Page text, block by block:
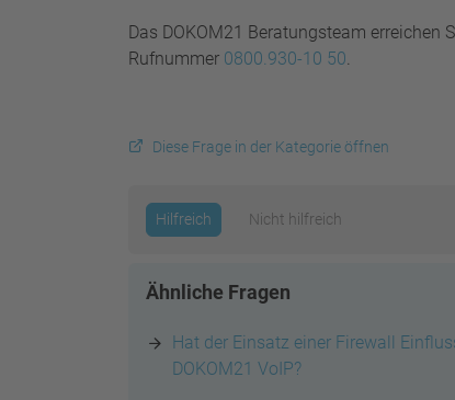
Das DOKOM21 Beratungsteam
Rufnummer 0800.930-10 50.
Diese Frage in der Kategorie öffnen
Hilfreich Nicht hilfreich
Ähnliche Fragen
Hat der Einsatz einer Firewall
DOKOM21 VoIP?